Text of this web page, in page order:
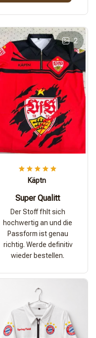
2
Käptn
Super Qualitt
Der Stoff fhlt sich
hochwertig an und die
Passform ist genau
richtig. Werde definitiv
wieder bestellen.